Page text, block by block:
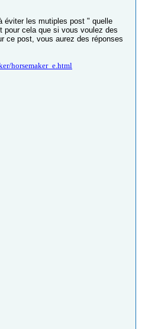
éviter les mutiples post " quelle
pour cela que si vous voulez des
ce post, vous aurez des réponses
horsemaker_e.html